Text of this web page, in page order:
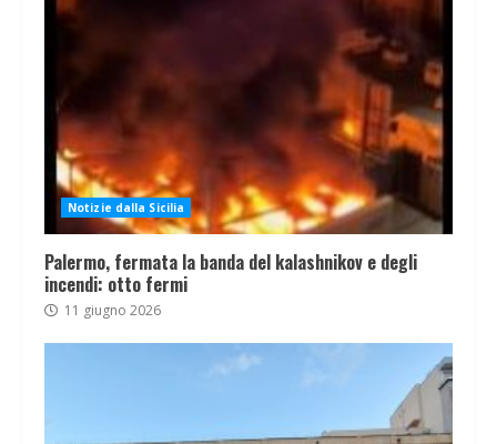
Notizie dalla Sicilia
Palermo, fermata la banda del kalashnikov e degli
incendi: otto fermi
11 giugno 2026